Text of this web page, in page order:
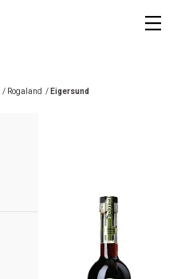
/ Rogaland / Eigersund